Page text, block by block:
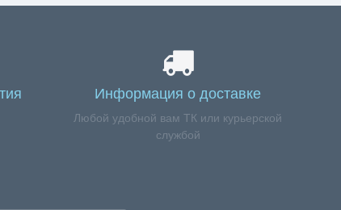
Информация о доставке
Любой удобной вам ТК или курьерской
службой